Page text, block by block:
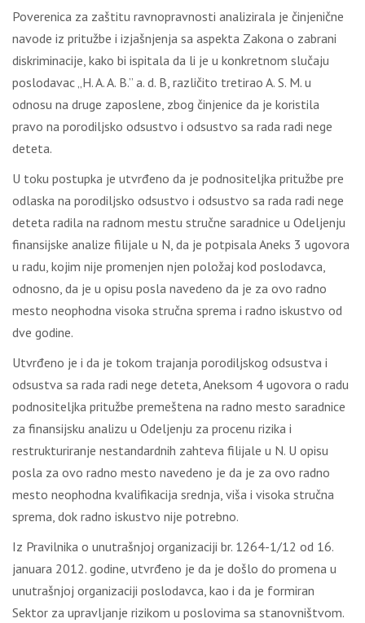
Poverenica za zaštitu ravnopravnosti analizirala je činjenične
navode iz pritužbe i izjašnjenja sa aspekta Zakona o zabrani
diskriminacije, kako bi ispitala da li je u konkretnom slučaju
poslodavac „H. A. A. B.” a. d. B, različito tretirao A. S. M. u
odnosu na druge zaposlene, zbog činjenice da je koristila
pravo na porodiljsko odsustvo i odsustvo sa rada radi nege
deteta.
U toku postupka je utvrđeno da je podnositeljka pritužbe pre
odlaska na porodiljsko odsustvo i odsustvo sa rada radi nege
deteta radila na radnom mestu stručne saradnice u Odeljenju
finansijske analize filijale u N, da je potpisala Aneks 3 ugovora
u radu, kojim nije promenjen njen položaj kod poslodavca,
odnosno, da je u opisu posla navedeno da je za ovo radno
mesto neophodna visoka stručna sprema i radno iskustvo od
dve godine.
Utvrđeno je i da je tokom trajanja porodiljskog odsustva i
odsustva sa rada radi nege deteta, Aneksom 4 ugovora o radu
podnositeljka pritužbe premeštena na radno mesto saradnice
za finansijsku analizu u Odeljenju za procenu rizika i
restrukturiranje nestandardnih zahteva filijale u N. U opisu
posla za ovo radno mesto navedeno je da je za ovo radno
mesto neophodna kvalifikacija srednja, viša i visoka stručna
sprema, dok radno iskustvo nije potrebno.
Iz Pravilnika o unutrašnjoj organizaciji br. 1264-1/12 od 16.
januara 2012. godine, utvrđeno je da je došlo do promena u
unutrašnjoj organizaciji poslodavca, kao i da je formiran
Sektor za upravljanje rizikom u poslovima sa stanovništvom.